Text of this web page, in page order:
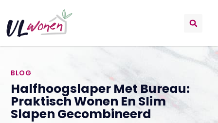
BLOG
Halfhoogslaper Met Bureau:
Praktisch Wonen En Slim
Slapen Gecombineerd